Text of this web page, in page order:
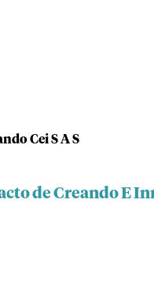
Cei S A S
de Creando E